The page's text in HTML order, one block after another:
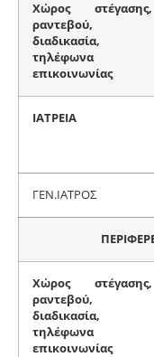
Χώρος στέγασης,
ραντεβού,
διαδικασία,
τηλέφωνα
επικοινωνίας
ΙΑΤΡΕΙΑ
ΓΕΝ.ΙΑΤΡΟΣ
Χώρος στέγασης,
ραντεβού,
διαδικασία,
τηλέφωνα
επικοινωνίας